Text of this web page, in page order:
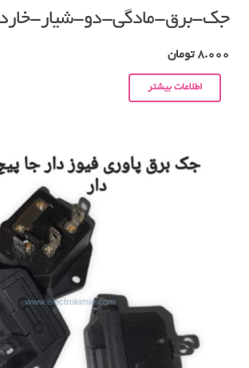
جک-برق-مادگی-دو-شیار-
8.000 تومان
اطلاعات بیشتر